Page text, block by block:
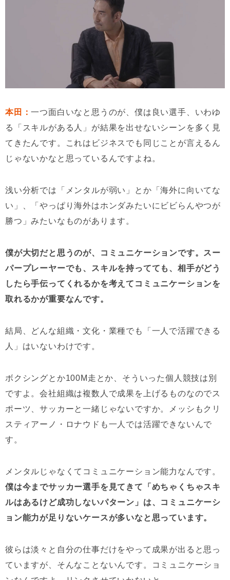
本田：一つ面白いなと思うのが、僕は良い選手、いわゆ
る「スキルがある人」が結果を出せないシーンを多く見
てきたんです。これはビジネスでも同じことが言えるん
じゃないかなと思っているんですよね。
浅い分析では「メンタルが弱い」とか「海外に向いてな
い」、「やっぱり海外はホンダみたいにビビらんやつが
勝つ」みたいなものがあります。
僕が大切だと思うのが、コミュニケーションです。スー
パープレーヤーでも、スキルを持ってても、相手がどう
したら手伝ってくれるかを考えてコミュニケーションを
取れるかが重要なんです。
結局、どんな組織・文化・業種でも「一人で活躍できる
人」はいないわけです。
ボクシングとか100M走とか、そういった個人競技は別
ですよ。会社組織は複数人で成果を上げるものなのでス
ポーツ、サッカーと一緒じゃないですか。メッシもクリ
スティアーノ・ロナウドも一人では活躍できないんで
す。
メンタルじゃなくてコミュニケーション能力なんです。
僕は今までサッカー選手を見てきて「めちゃくちゃスキ
ルはあるけど成功しないパターン」は、コミュニケーシ
ョン能力が足りないケースが多いなと思っています。
彼らは淡々と自分の仕事だけをやって成果が出ると思っ
ていますが、そんなことないんです。コミュニケーショ